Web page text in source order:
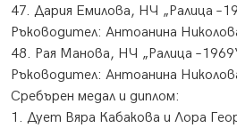
47. Дария Емилова, НЧ „Ралица
Ръководител: Антоанина
48. Рая Манова, НЧ „Ралица
Ръководител: Антоанина
Сребърен медал и диплом:
1. Дует Вяра Кабакова и Лора